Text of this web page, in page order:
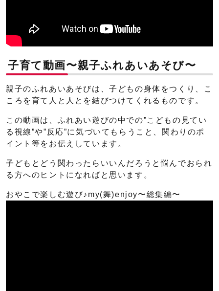
子育て動画〜親子ふれあいあそび〜
親子のふれあいあそびは、子どもの身体をつくり、こ
ころを育て人と人とを結びつけてくれるものです。
この動画は、ふれあい遊びの中での”こどもの見てい
る視線”や”反応”に気づいてもらうこと、関わりのポ
イント等をお伝えしています。
子どもとどう関わったらいいんだろうと悩んでおられ
る方へのヒントになればと思います。
おやこで楽しむ遊び♪my(舞)enjoy〜総集編〜